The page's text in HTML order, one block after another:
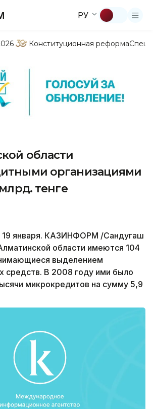
РУ
Конституционная реформа
области
организациями
тенге
января. КАЗИНФОРМ /Сандугаш
области имеются 104
выделением
средств. В 2008 году ими было
микрокредитов на сумму 5,9